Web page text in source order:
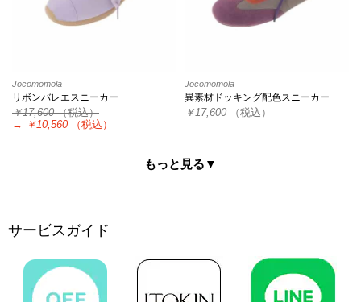
Jocomomola
リボンバレエスニーカー
￥17,600（税込）
→
￥10,560 （税込）
Jocomomola
異素材ドッキング配色スニーカー
￥17,600 （税込）
もっと見る▼
サービスガイド